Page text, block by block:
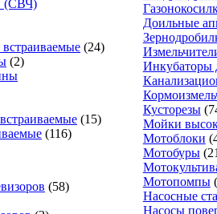
(СВЧ)
(24)
(2)
(15)
(116)
(58)
Доильные
Инкубаторы
Кусторезы
Мойки
Мотоблоки
Мотобуры
Мотопомпы
Насосные
Насосы